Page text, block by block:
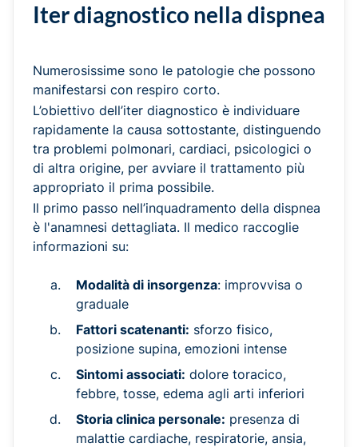
Iter diagnostico nella dispnea
Numerosissime sono le patologie che possono
manifestarsi con respiro corto.
L’obiettivo dell’iter diagnostico è individuare
rapidamente la causa sottostante, distinguendo
tra problemi polmonari, cardiaci, psicologici o
di altra origine, per avviare il trattamento più
appropriato il prima possibile.
Il primo passo nell’inquadramento della dispnea
è l'anamnesi dettagliata. Il medico raccoglie
informazioni su:
Modalità di insorgenza: improvvisa o
graduale
Fattori scatenanti: sforzo fisico,
posizione supina, emozioni intense
Sintomi associati: dolore toracico,
febbre, tosse, edema agli arti inferiori
Storia clinica personale: presenza di
malattie cardiache, respiratorie, ansia,